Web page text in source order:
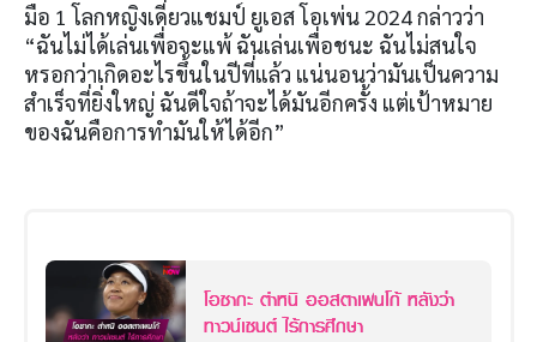
มือ 1โลกหญิงเดี่ยวแชมป์ ยูเอส โอเพ่น2024กล่าวว่า
“ฉันไม่ได้เล่นเพื่อจะแพ้ ฉันเล่นเพื่อชนะ ฉันไม่สนใจ
หรอกว่าเกิดอะไรขึ้นในปีที่แล้ว แน่นอนว่ามันเป็นความ
สำเร็จที่ยิ่งใหญ่ ฉันดีใจถ้าจะได้มันอีกครั้ง แต่เป้าหมาย
ของฉันคือการทำมันให้ได้อีก”
โอซากะ ตำหนิ ออสตาเพนโก้ หลังว่า
ทาวน์เซนต์ ไร้การศึกษา